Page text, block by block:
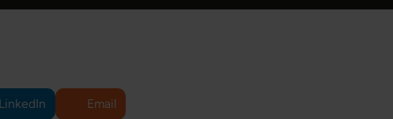
LinkedIn Email